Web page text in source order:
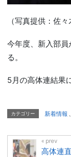
（写真提供：
今年度、新入部
る。
5月の高体連結果
カテゴリー 新着情報 、
高体連